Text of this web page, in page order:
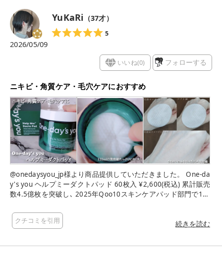
YuKaRi （37才）
5
2026/05/09
いいね(0) フォローする
ニキビ・角質ケア・毛穴ケアにおすすめ
@onedaysyou_jp様より商品提供していただきました。 One-da
y's you ヘルプミーダクトパッド 60枚入 ¥2,600(税込) 累計販売
数4.5億枚を突破し､ 2025年Qoo10スキンケアパッド部門で1位
いにピッタリ低刺激トナーパッド CICAやパンテノール+8種の
ヒアルロン酸といった 美容成分を贅沢に配合しており､これ1枚
のケアを同時に叶えます! たっぷりのエッセンスが凝縮されてい
クチコミを引用 続きを読む